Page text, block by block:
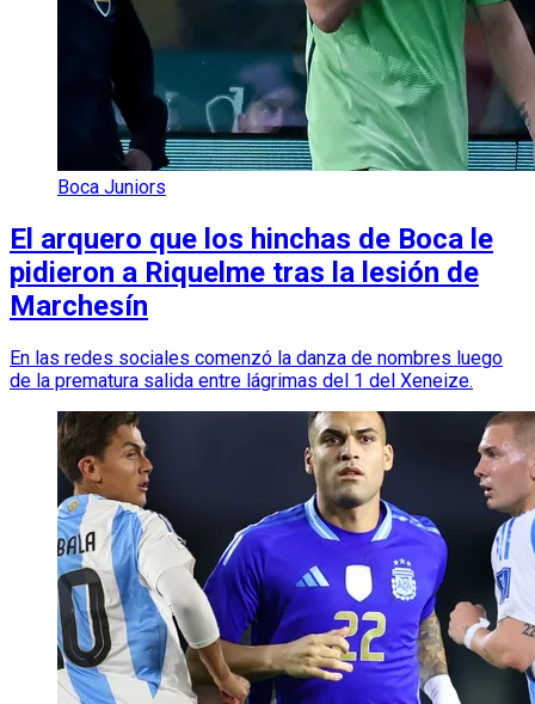
Boca Juniors
El arquero que los hinchas de Boca le
pidieron a Riquelme tras la lesión de
Marchesín
En las redes sociales comenzó la danza de nombres luego
de la prematura salida entre lágrimas del 1 del Xeneize.